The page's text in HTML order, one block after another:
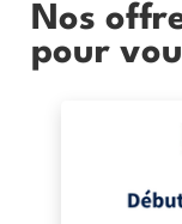
Nos
pour